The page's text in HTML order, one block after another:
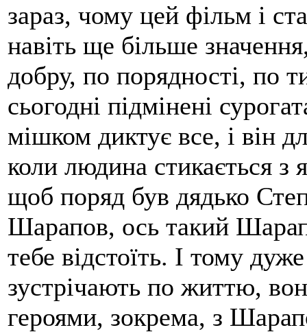
зараз, чому цей фільм і
навіть ще більше
добру, по порядності, по
сьогодні підмінені
мішком диктує все, і він
коли людина стикається з
щоб поряд був дядько
Шарапов, ось такий
тебе відстоїть. І тому
зустрічають по життю,
героями, зокрема, з